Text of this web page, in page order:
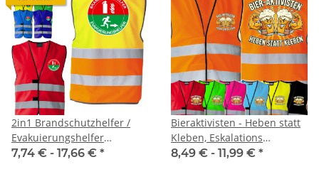
2in1 Brandschutzhelfer /
Evakuierungshelfer
Standard Warnweste Serie
7,74 € - 17,66 € *
Bieraktivisten - Heben statt
Kleben, Eskalations
Warnweste TREND Karneval
8,49 € - 11,99 € *